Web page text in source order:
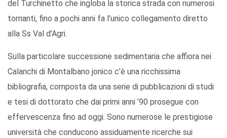
del Turchinetto che ingloba la storica strada con numerosi
tornanti, fino a pochi anni fa l’unico collegamento diretto
alla Ss Val d’Agri.
Sulla particolare successione sedimentaria che affiora nei
Calanchi di Montalbano jonico c’è una ricchissima
bibliografia, composta da una serie di pubblicazioni di studi
e tesi di dottorato che dai primi anni ’90 prosegue con
effervescenza fino ad oggi. Sono numerose le prestigiose
università che conducono assiduamente ricerche sui